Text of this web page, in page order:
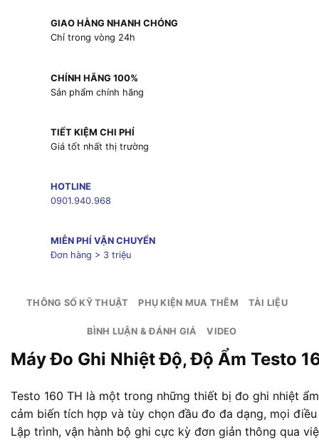
GIAO HÀNG NHANH CHÓNG
Chỉ trong vòng 24h
CHÍNH HÃNG 100%
Sản phẩm chính hãng
TIẾT KIỆM CHI PHÍ
Giá tốt nhất thị trường
HOTLINE
0901.940.968
MIỄN PHÍ VẬN CHUYỂN
Đơn hàng > 3 triệu
THÔNG SỐ KỸ THUẬT PHỤ KIỆN MUA THÊM TÀI LIỆU
BÌNH LUẬN & ĐÁNH GIÁ VIDEO
Máy Đo Ghi Nhiệt Độ, Độ Ẩm Testo
Testo 160 TH là một trong những thiết bị đo ghi nhiệt
cảm biến tích hợp và tùy chọn đầu đo đa dạng, mọi
Lập trình, vận hành bộ ghi cực kỳ đơn giản thông qua